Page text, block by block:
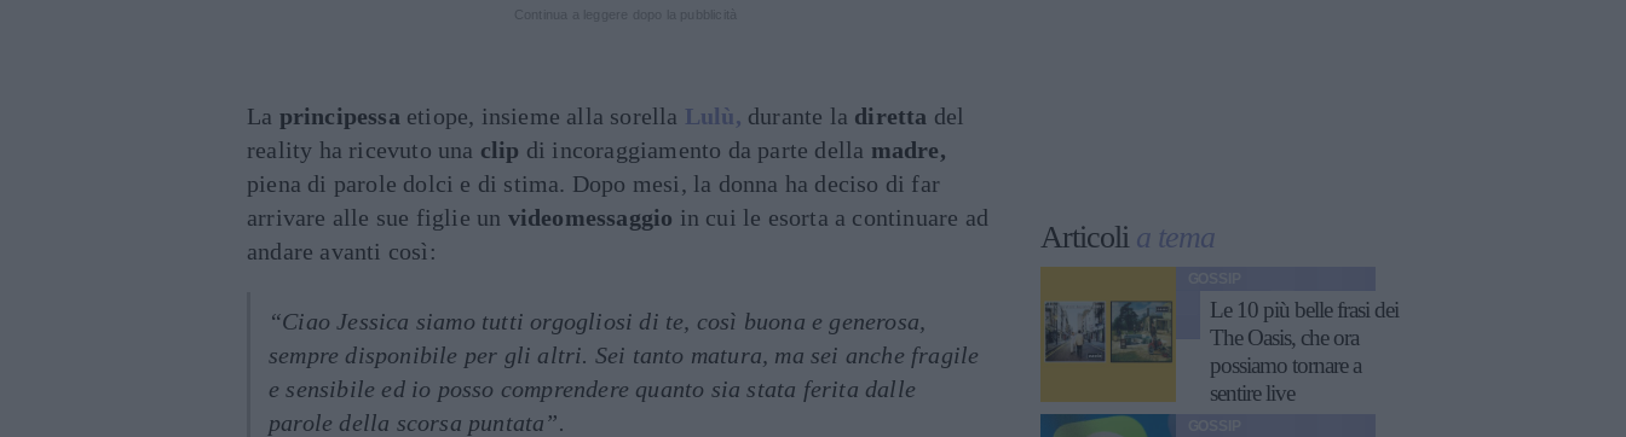
La principessa etiope, insieme alla sorella Lulù, durante la diretta del
reality ha ricevuto una clip di incoraggiamento da parte della madre,
piena di parole dolci e di stima. Dopo mesi, la donna ha deciso di far
arrivare alle sue figlie un videomessaggio in cui le esorta a continuare ad
andare avanti così:
“Ciao Jessica siamo tutti orgogliosi di te, così buona e generosa,
sempre disponibile per gli altri. Sei tanto matura, ma sei anche fragile
e sensibile ed io posso comprendere quanto sia stata ferita dalle
parole della scorsa puntata”.
Articoli a tema
Le 10 più belle frasi dei
The Oasis, che ora
possiamo tornare a
sentire live